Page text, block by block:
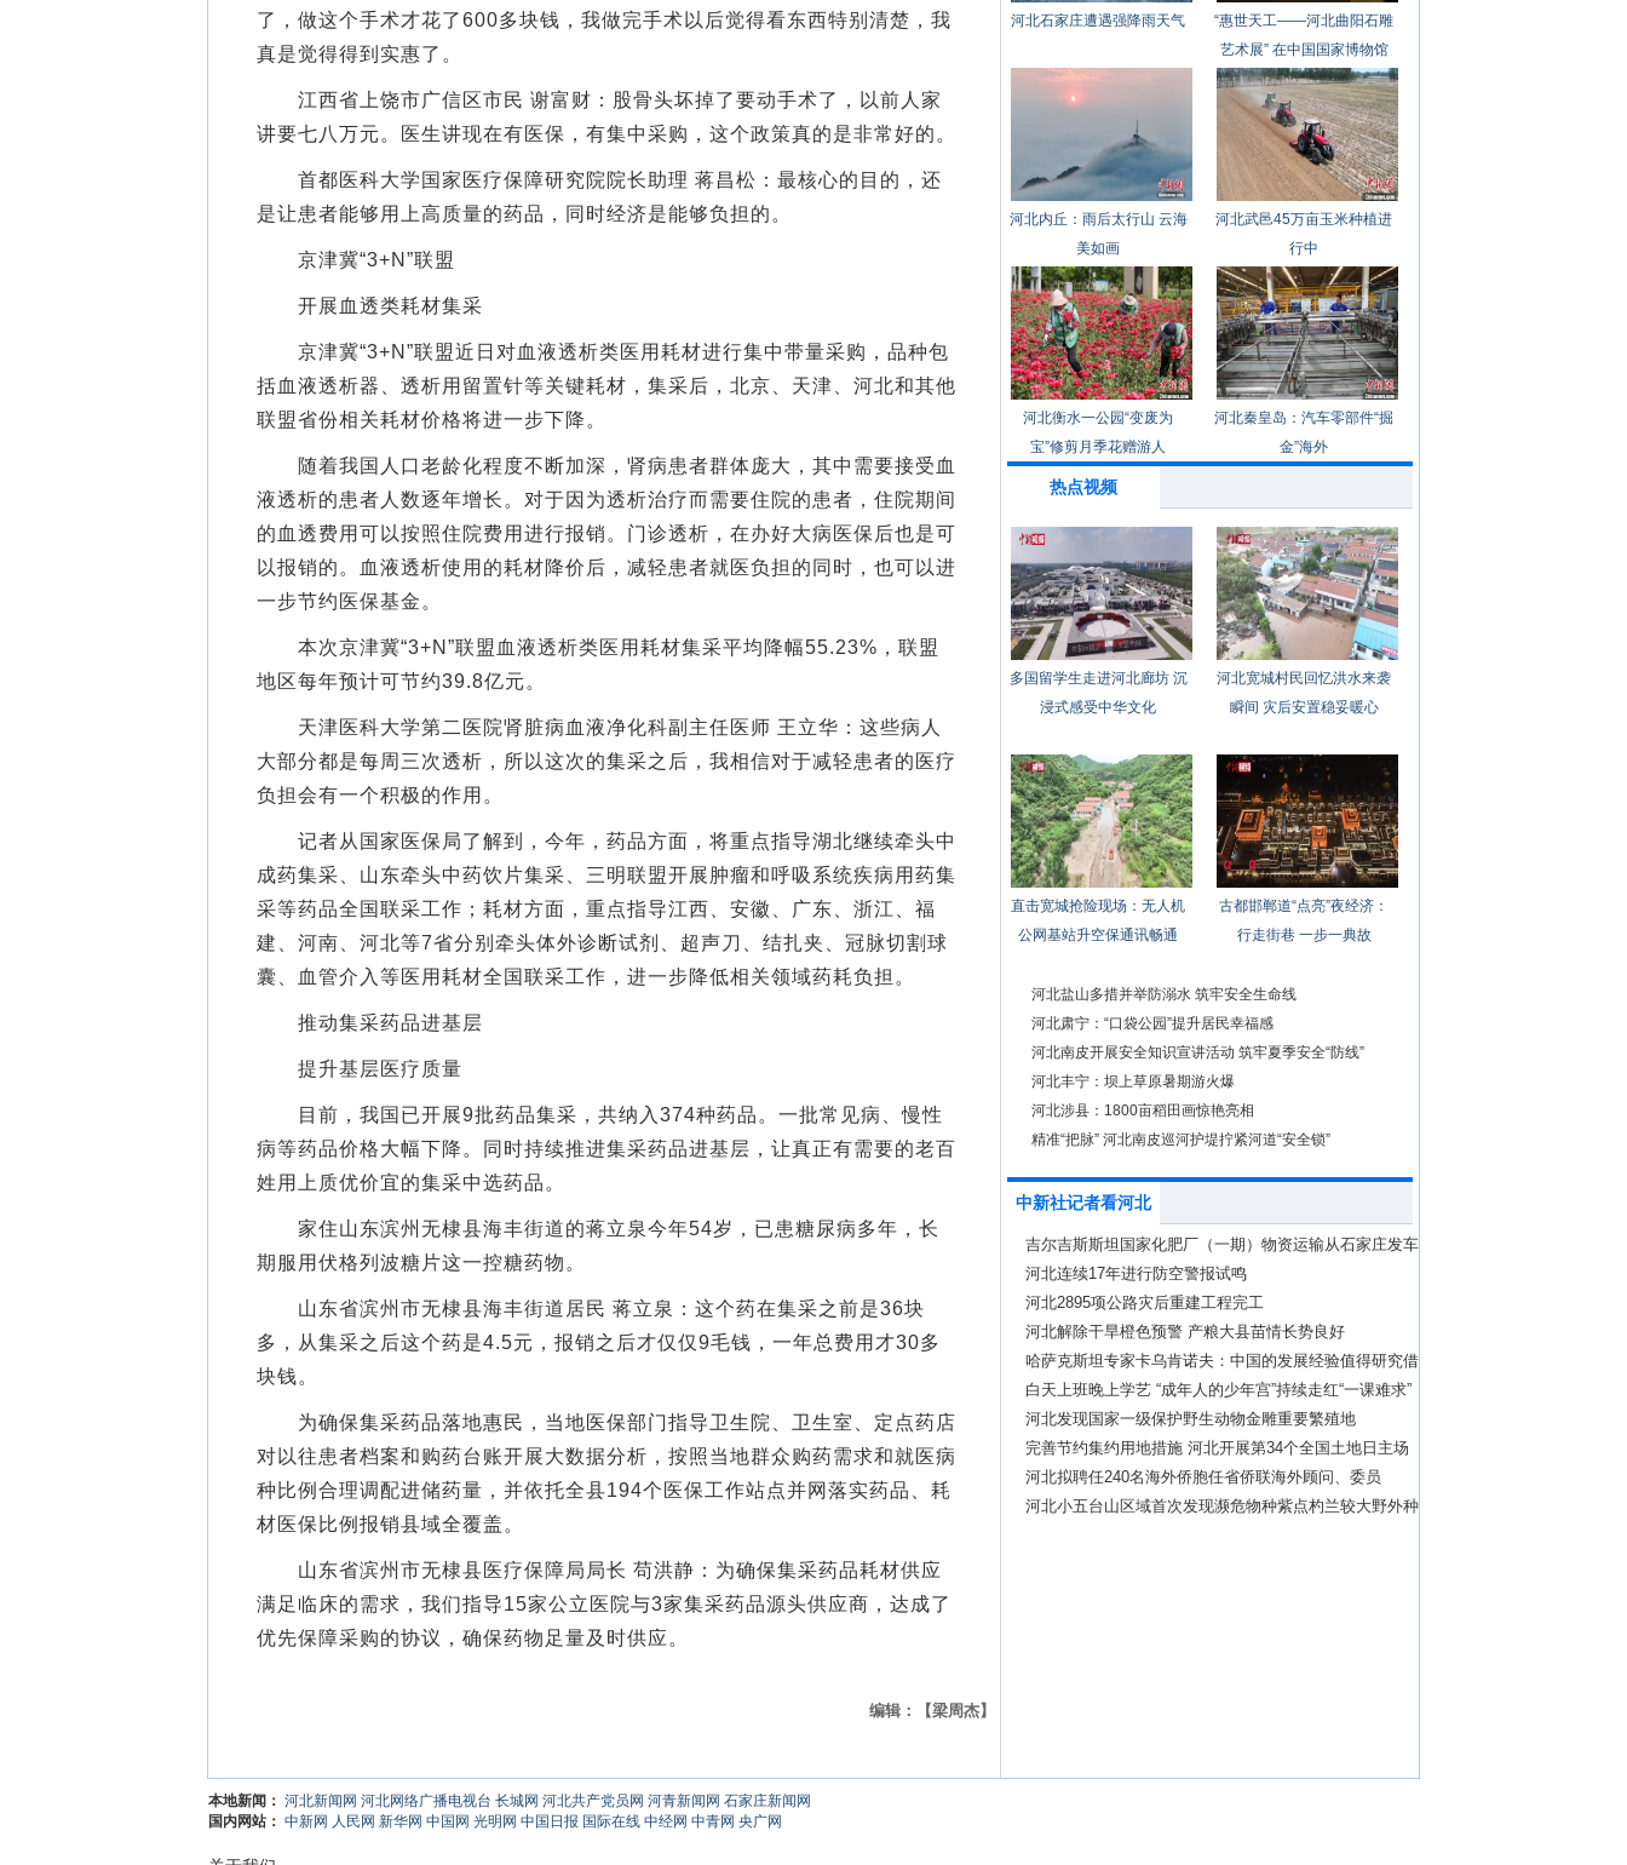
了，做这个手术才花了600多块钱，我做完手术以后觉得看东西特别清楚，我
真是觉得得到实惠了。
江西省上饶市广信区市民 谢富财：股骨头坏掉了要动手术了，以前人家
讲要七八万元。医生讲现在有医保，有集中采购，这个政策真的是非常好的。
首都医科大学国家医疗保障研究院院长助理 蒋昌松：最核心的目的，还
是让患者能够用上高质量的药品，同时经济是能够负担的。
京津冀“3+N”联盟
开展血透类耗材集采
京津冀“3+N”联盟近日对血液透析类医用耗材进行集中带量采购，品种包
括血液透析器、透析用留置针等关键耗材，集采后，北京、天津、河北和其他
联盟省份相关耗材价格将进一步下降。
随着我国人口老龄化程度不断加深，肾病患者群体庞大，其中需要接受血
液透析的患者人数逐年增长。对于因为透析治疗而需要住院的患者，住院期间
的血透费用可以按照住院费用进行报销。‌门诊透析，在办好大病医保后也是可
以报销的。血液透析使用的耗材降价后，减轻患者就医负担的同时，也可以进
一步节约医保基金。
本次京津冀“3+N”联盟血液透析类医用耗材集采平均降幅55.23%，联盟
地区每年预计可节约39.8亿元。
天津医科大学第二医院肾脏病血液净化科副主任医师 王立华：这些病人
大部分都是每周三次透析，所以这次的集采之后，我相信对于减轻患者的医疗
负担会有一个积极的作用。
记者从国家医保局了解到，今年，药品方面，将重点指导湖北继续牵头中
成药集采、山东牵头中药饮片集采、三明联盟开展肿瘤和呼吸系统疾病用药集
采等药品全国联采工作；耗材方面，重点指导江西、安徽、广东、浙江、福
建、河南、河北等7省分别牵头体外诊断试剂、超声刀、结扎夹、冠脉切割球
囊、血管介入等医用耗材全国联采工作，进一步降低相关领域药耗负担。
推动集采药品进基层
提升基层医疗质量
目前，我国已开展9批药品集采，共纳入374种药品。一批常见病、慢性
病等药品价格大幅下降。同时持续推进集采药品进基层，让真正有需要的老百
姓用上质优价宜的集采中选药品。
家住山东滨州无棣县海丰街道的蒋立泉今年54岁，已患糖尿病多年，长
期服用伏格列波糖片这一控糖药物。
山东省滨州市无棣县海丰街道居民 蒋立泉：这个药在集采之前是36块
多，从集采之后这个药是4.5元，报销之后才仅仅9毛钱，一年总费用才30多
块钱。
为确保集采药品落地惠民，当地医保部门指导卫生院、卫生室、定点药店
对以往患者档案和购药台账开展大数据分析，按照当地群众购药需求和就医病
种比例合理调配进储药量，并依托全县194个医保工作站点并网落实药品、耗
材医保比例报销县域全覆盖。
山东省滨州市无棣县医疗保障局局长 苟洪静：为确保集采药品耗材供应
满足临床的需求，我们指导15家公立医院与3家集采药品源头供应商，达成了
优先保障采购的协议，确保药物足量及时供应。
编辑：【梁周杰】
河北石家庄遭遇强降雨天气
“惠世天工——河北曲阳石雕
艺术展” 在中国国家博物馆
开幕
河北内丘：雨后太行山 云海
美如画
河北武邑45万亩玉米种植进
行中
河北衡水一公园“变废为
宝”修剪月季花赠游人
河北秦皇岛：汽车零部件“掘
金”海外
热点视频
多国留学生走进河北廊坊 沉
浸式感受中华文化
河北宽城村民回忆洪水来袭
瞬间 灾后安置稳妥暖心
直击宽城抢险现场：无人机
公网基站升空保通讯畅通
古都邯郸道“点亮”夜经济：
行走街巷 一步一典故
河北盐山多措并举防溺水 筑牢安全生命线
河北肃宁：“口袋公园”提升居民幸福感
河北南皮开展安全知识宣讲活动 筑牢夏季安全“防线”
河北丰宁：坝上草原暑期游火爆
河北涉县：1800亩稻田画惊艳亮相
精准“把脉” 河北南皮巡河护堤拧紧河道“安全锁”
中新社记者看河北
吉尔吉斯斯坦国家化肥厂（一期）物资运输从石家庄发车
河北连续17年进行防空警报试鸣
河北2895项公路灾后重建工程完工
河北解除干旱橙色预警 产粮大县苗情长势良好
哈萨克斯坦专家卡乌肯诺夫：中国的发展经验值得研究借
鉴
白天上班晚上学艺 “成年人的少年宫”持续走红“一课难求”
河北发现国家一级保护野生动物金雕重要繁殖地
完善节约集约用地措施 河北开展第34个全国土地日主场
活动
河北拟聘任240名海外侨胞任省侨联海外顾问、委员
河北小五台山区域首次发现濒危物种紫点杓兰较大野外种
本地新闻： 河北新闻网 河北网络广播电视台 长城网 河北共产党员网 河青新闻网 石家庄新闻网
国内网站： 中新网 人民网 新华网 中国网 光明网 中国日报 国际在线 中经网 中青网 央广网